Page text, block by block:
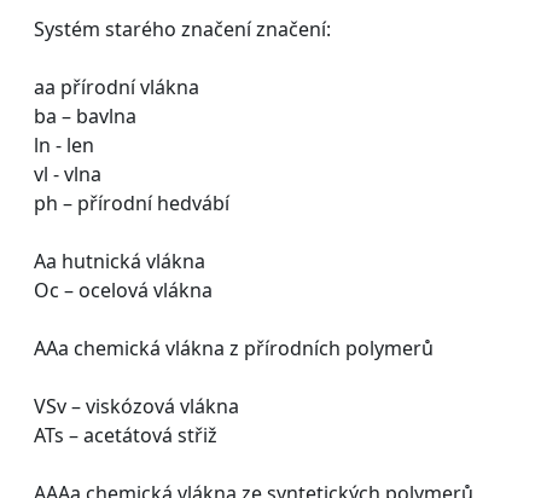
Systém starého značení značení:
aa přírodní vlákna
ba – bavlna
ln - len
vl - vlna
ph – přírodní hedvábí
Aa hutnická vlákna
Oc – ocelová vlákna
AAa chemická vlákna z přírodních polymerů
VSv – viskózová vlákna
ATs – acetátová střiž